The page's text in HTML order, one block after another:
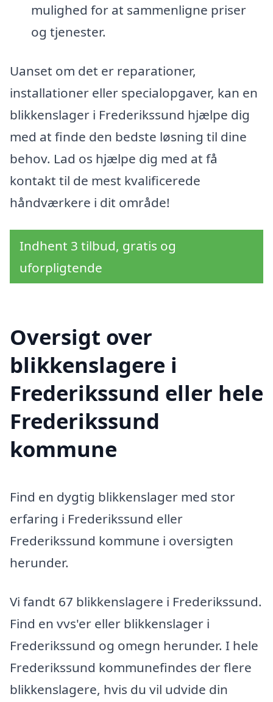
mulighed for at sammenligne priser
og tjenester.
Uanset om det er reparationer,
installationer eller specialopgaver, kan en
blikkenslager i Frederikssund hjælpe dig
med at finde den bedste løsning til dine
behov. Lad os hjælpe dig med at få
kontakt til de mest kvalificerede
håndværkere i dit område!
Indhent 3 tilbud, gratis og
uforpligtende
Oversigt over
blikkenslagere i
Frederikssund eller hele
Frederikssund
kommune
Find en dygtig blikkenslager med stor
erfaring i Frederikssund eller
Frederikssund kommune i oversigten
herunder.
Vi fandt 67 blikkenslagere i Frederikssund.
Find en vvs'er eller blikkenslager i
Frederikssund og omegn herunder. I hele
Frederikssund kommunefindes der flere
blikkenslagere, hvis du vil udvide din